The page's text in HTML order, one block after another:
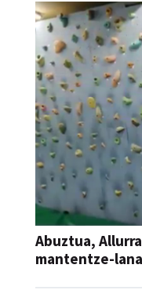
Abuztua,
mantentze-